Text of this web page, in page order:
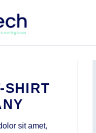
SHIRT
sit amet,